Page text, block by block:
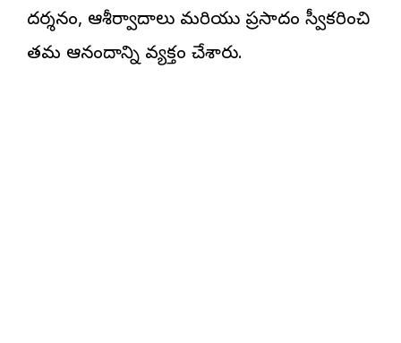
దర్శనం, ఆశీర్వాదాలు మరియు ప్రసాదం స్వీకరించి
తమ ఆనందాన్ని వ్యక్తం చేశారు.